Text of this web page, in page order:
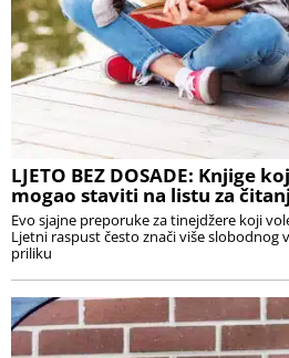
LJETO BEZ DOSADE: Knjige
mogao staviti na listu za
Evo sjajne preporuke za tinejdžere koji
Ljetni raspust često znači više slobodnog
priliku